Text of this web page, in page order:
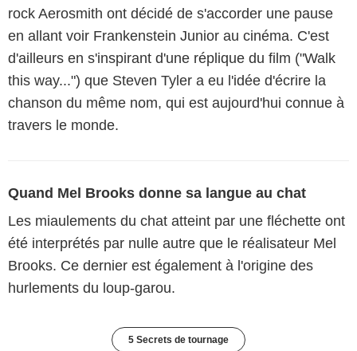
rock Aerosmith ont décidé de s'accorder une pause
en allant voir Frankenstein Junior au cinéma. C'est
d'ailleurs en s'inspirant d'une réplique du film ("Walk
this way...") que Steven Tyler a eu l'idée d'écrire la
chanson du même nom, qui est aujourd'hui connue à
travers le monde.
Quand Mel Brooks donne sa langue au chat
Les miaulements du chat atteint par une fléchette ont
été interprétés par nulle autre que le réalisateur Mel
Brooks. Ce dernier est également à l'origine des
hurlements du loup-garou.
5 Secrets de tournage